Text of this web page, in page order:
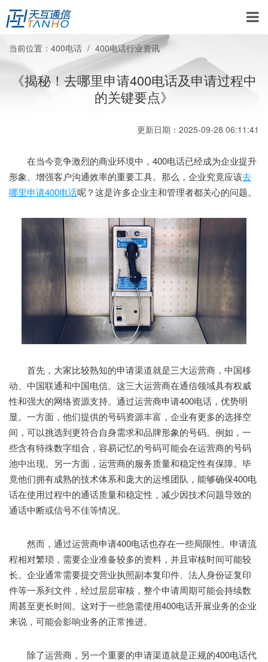
当前位置： 400电话 400电话行业资讯
《揭秘！去哪里申请400电话及申请过程中
的关键要点》
更新日期：2025-09-28 06:11:41
在当今竞争激烈的商业环境中，400电话已经成为企业提升
形象、增强客户沟通效率的重要工具。那么，企业究竟应该去
哪里申请400电话呢？这是许多企业主和管理者都关心的问题。
首先，大家比较熟知的申请渠道就是三大运营商，中国移
动、中国联通和中国电信。这三大运营商在通信领域具有权威
性和强大的网络资源支持。通过运营商申请400电话，优势明
显。一方面，他们提供的号码资源丰富，企业有更多的选择空
间，可以挑选到更符合自身需求和品牌形象的号码。例如，一
些含有特殊数字组合，容易记忆的号码可能会在运营商的号码
池中出现。另一方面，运营商的服务质量和稳定性有保障。毕
竟他们拥有成熟的技术体系和庞大的运维团队，能够确保400电
话在使用过程中的通话质量和稳定性，减少因技术问题导致的
通话中断或信号不佳等情况。
然而，通过运营商申请400电话也存在一些局限性。申请流
程相对繁琐，需要企业准备较多的资料，并且审核时间可能较
长。企业通常需要提交营业执照副本复印件、法人身份证复印
件等一系列文件，经过层层审核，整个申请周期可能会持续数
周甚至更长时间。这对于一些急需使用400电话开展业务的企业
来说，可能会影响业务的正常推进。
除了运营商，另一个重要的申请渠道就是正规的400电话代